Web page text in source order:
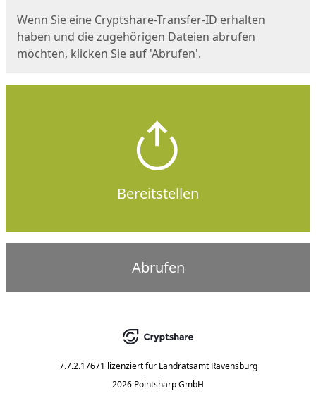
Wenn Sie eine Cryptshare-Transfer-ID erhalten
haben und die zugehörigen Dateien abrufen
möchten, klicken Sie auf 'Abrufen'.
Bereitstellen
Abrufen
7.7.2.17671 lizenziert für Landratsamt Ravensburg
2026 Pointsharp GmbH